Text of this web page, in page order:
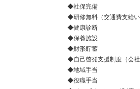
◆社保完備
◆研修無料（交通費支給い
◆健康診断
◆保養施設
◆財形貯蓄
◆自己啓発支援制度（会社
◆地域手当
◆役職手当